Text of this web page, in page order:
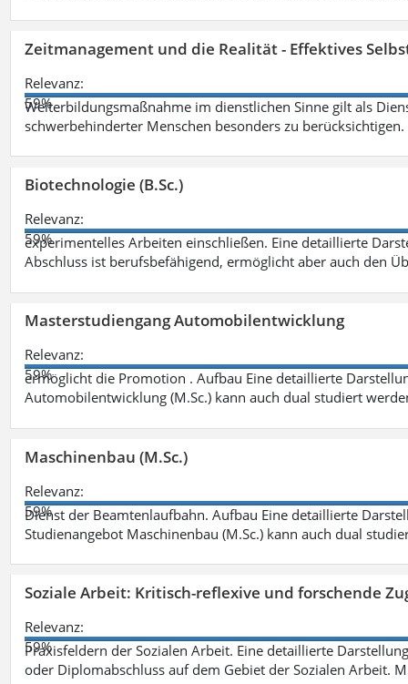
Zeitmanagement und die Realität - Effektives
Relevanz:
59%
Weiterbildungsmaßnahme im dienstlichen Sinne gilt als
schwerbehinderter Menschen besonders zu berücksichtigen.
Biotechnologie (B.Sc.)
Relevanz:
59%
experimentelles Arbeiten einschließen. Eine detaillierte
Abschluss ist berufsbefähigend, ermöglicht aber auch den
Masterstudiengang Automobilentwicklung
Relevanz:
59%
ermöglicht die Promotion . Aufbau Eine detaillierte
Automobilentwicklung (M.Sc.) kann auch dual studiert
Maschinenbau (M.Sc.)
Relevanz:
59%
Dienst der Beamtenlaufbahn. Aufbau Eine detaillierte
Studienangebot Maschinenbau (M.Sc.) kann auch dual
Soziale Arbeit: Kritisch-reflexive und forschende
Relevanz:
59%
Praxisfeldern der Sozialen Arbeit. Eine detaillierte
oder Diplomabschluss auf dem Gebiet der Sozialen Arbeit.